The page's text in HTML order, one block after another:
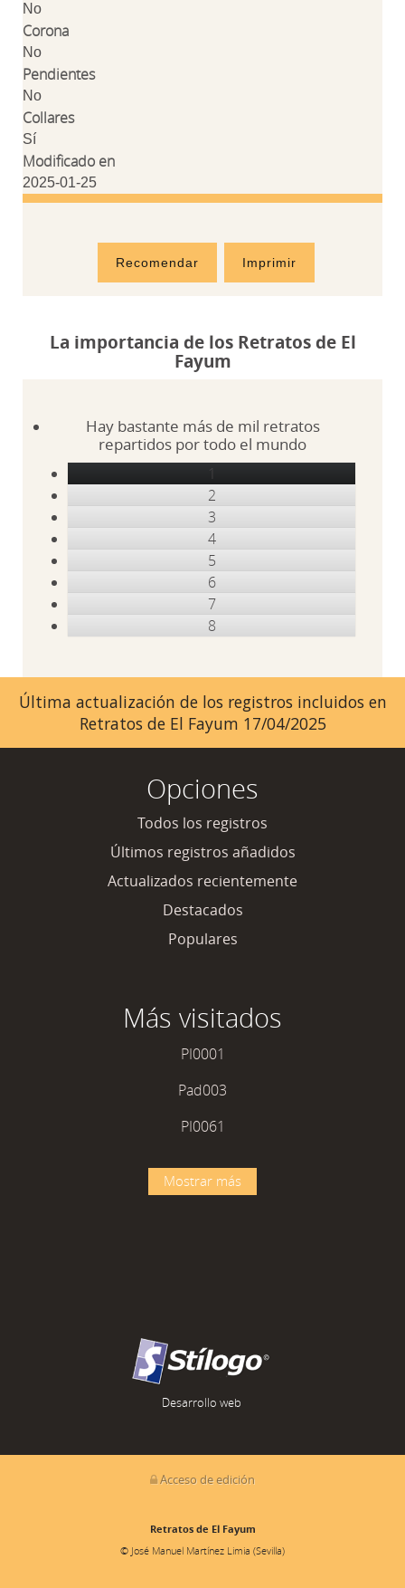
No
Corona
No
Pendientes
No
Collares
Sí
Modificado en
2025-01-25
Recomendar Imprimir
La importancia de los Retratos de El
Fayum
Hay bastante más de mil retratos
repartidos por todo el mundo
1
2
3
4
5
6
7
8
Última actualización de los registros incluidos en
Retratos de El Fayum 17/04/2025
Opciones
Todos los registros
Últimos registros añadidos
Actualizados recientemente
Destacados
Populares
Más visitados
PI0001
Pad003
PI0061
Mostrar más
Desarrollo web
Acceso de edición
Retratos de El Fayum
© José Manuel Martínez Limia (Sevilla)